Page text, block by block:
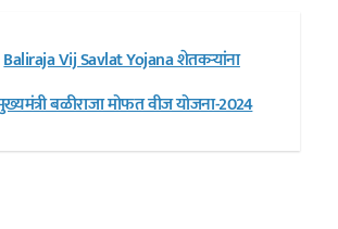
Baliraja Vij Savlat Yojana शेतकऱ्यांना
बळीराजा मोफत वीज योजना-2024